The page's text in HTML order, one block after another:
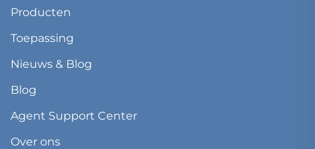
Producten
Toepassing
Nieuws & Blog
Blog
Agent Support Center
Over ons